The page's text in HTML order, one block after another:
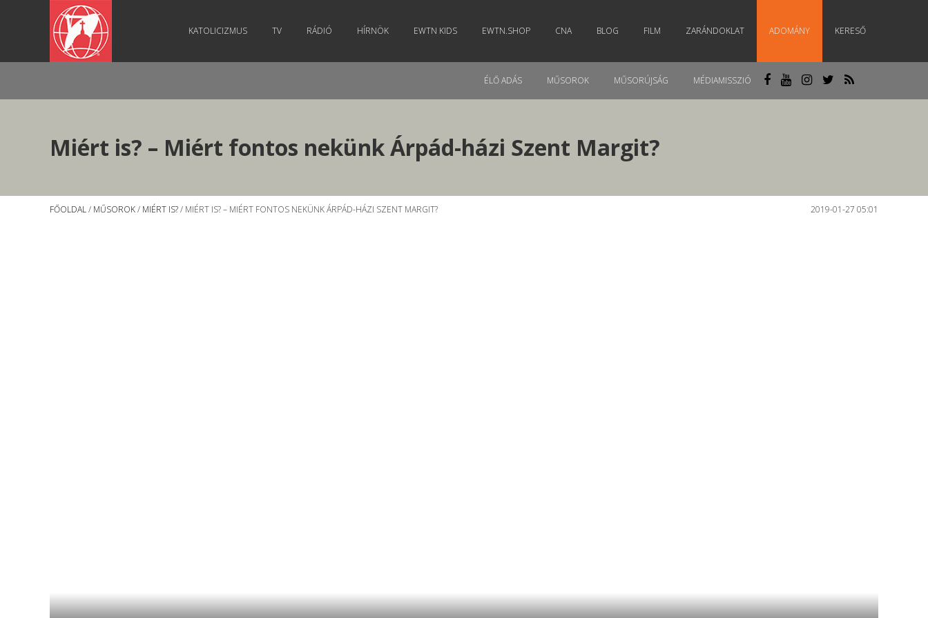
KATOLICIZMUS TV RÁDIÓ HÍRNÖK EWTN KIDS EWTN.SHOP CNA BLOG FILM ZARÁNDOKLAT ADOMÁNY KERESŐ
ÉLŐ ADÁS MŰSOROK MŰSORÚJSÁG MÉDIAMISSZIÓ
Miért is? – Miért fontos nekünk Árpád-házi Szent Margit?
FŐOLDAL/ MŰSOROK/ MIÉRT IS?/ MIÉRT IS? – MIÉRT FONTOS NEKÜNK ÁRPÁD-HÁZI SZENT MARGIT? 2019-01-27 05:01